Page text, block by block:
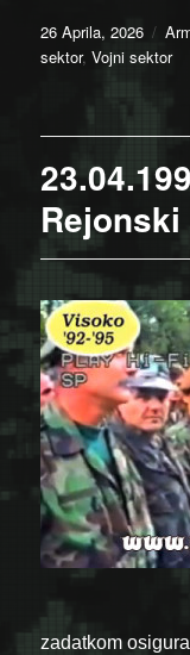
Posted
on
26 Aprila, 2026
sektor,Vojni sektor
zadatkom